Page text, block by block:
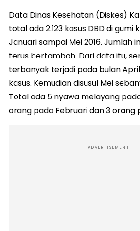
Data Dinas Kesehatan (Diskes)
total ada 2.123 kasus DBD di gumi
Januari sampai Mei 2016. Jumlah
terus bertambah. Dari data itu,
terbanyak terjadi pada bulan
kasus. Kemudian disusul Mei
Total ada 5 nyawa melayang
orang pada Februari dan 3 orang
ADVERTISEMENT